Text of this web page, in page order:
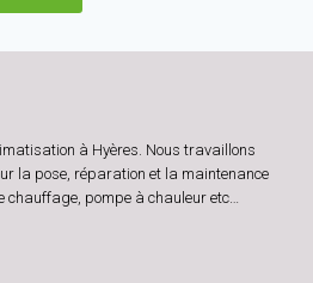
à Hyères. Nous travaillons
la pose, réparation et la maintenance
chauffage, pompe à chauleur etc…